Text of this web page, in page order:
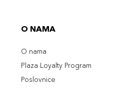
O NAMA
O nama
Plaza Loyalty Program
Poslovnice